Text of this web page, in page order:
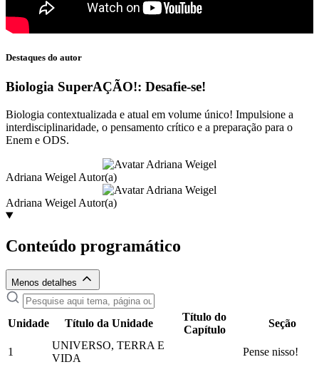
Destaques do autor
Biologia SuperAÇÃO!: Desafie-se!
Biologia contextualizada e atual em volume único! Impulsione a
interdisciplinaridade, o pensamento crítico e a preparação para o
Enem e ODS.
Adriana Weigel Autor(a)
Adriana Weigel Autor(a)
Conteúdo programático
Menos detalhes
Unidade Título da Unidade
Título do
Capítulo
Seção
1
UNIVERSO, TERRA E
VIDA
Pense nisso!